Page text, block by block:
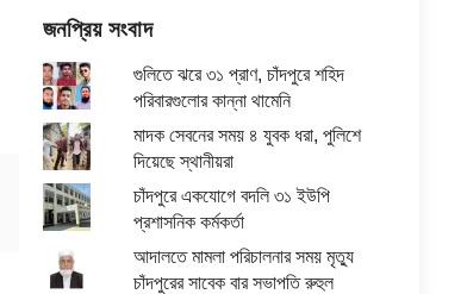
জনপ্রিয় সংবাদ
গুলিতে ঝরে ৩১ প্রাণ, চাঁদপুরে শহিদ
পরিবারগুলোর কান্না থামেনি
মাদক সেবনের সময় ৪ যুবক ধরা, পুলিশে
দিয়েছে স্থানীয়রা
চাঁদপুরে একযোগে বদলি ৩১ ইউপি
প্রশাসনিক কর্মকর্তা
আদালতে মামলা পরিচালনার সময় মৃত্যু
চাঁদপুরের সাবেক বার সভাপতি রুহুল